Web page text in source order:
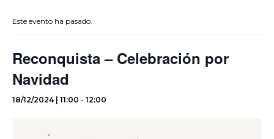
Este evento ha pasado.
Reconquista – Celebración por
Navidad
18/12/2024 | 11:00 - 12:00